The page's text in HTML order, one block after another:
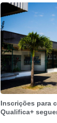
Inscrições para
Qualifica+